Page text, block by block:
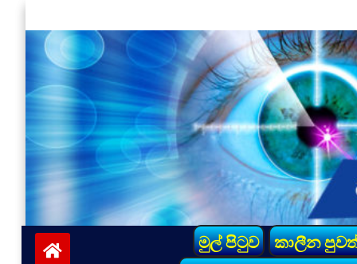
to
content
vinivida.lk
මුල් පිටුව කාලීන